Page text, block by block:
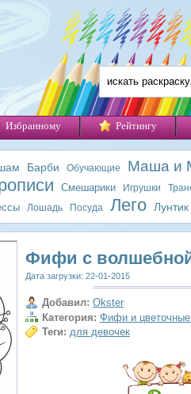
Избранному Рейтингу
Барби Обучающие Маша и
Смешарики Игрушки
Лошадь Посуда Лего Лунтик
Фифи с
Дата загрузки: 22-01-2015
Добавил: Okster
Категория: Фифи и
Теги: для девочек